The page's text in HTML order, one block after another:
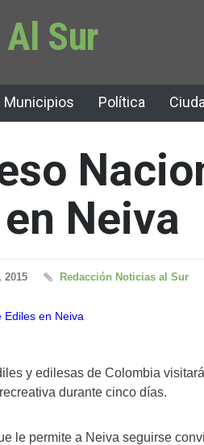
Sur
Municipios Política
Neiva
2015 Redacción Noticias al Sur
y edilesas de Colombia
durante cinco días.
le permite a Neiva seguirse